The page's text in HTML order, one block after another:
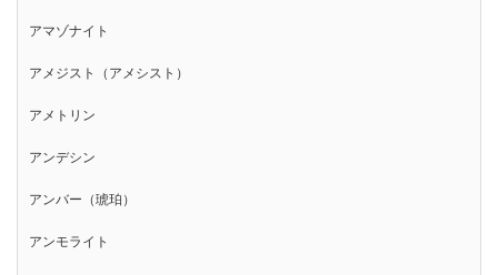
アマゾナイト
アメジスト（アメシスト）
アメトリン
アンデシン
アンバー（琥珀）
アンモライト